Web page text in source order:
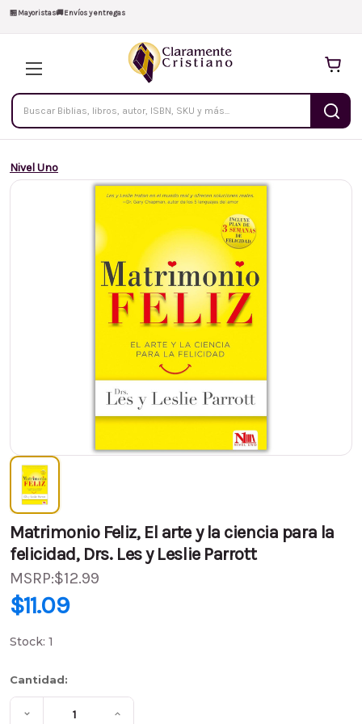
🏪Mayoristas🚚Envíos y entregas
Buscar
productos
Nivel Uno
Matrimonio Feliz, El arte y la ciencia para la
felicidad, Drs. Les y Leslie Parrott
PVP:$12.99
$11.09
(Ahorra $1.90
MSRP:$12.99
$11.09
Stock: 1
Cantidad:
Disminuir Aumentar